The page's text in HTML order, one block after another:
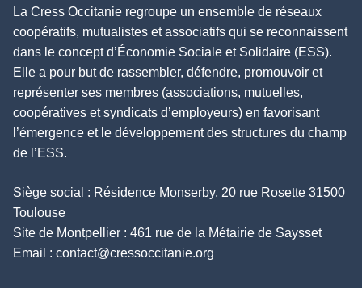
La Cress Occitanie regroupe un ensemble de réseaux
coopératifs, mutualistes et associatifs qui se reconnaissent
dans le concept d’Économie Sociale et Solidaire (ESS).
Elle a pour but de rassembler, défendre, promouvoir et
représenter ses membres (associations, mutuelles,
coopératives et syndicats d’employeurs) en favorisant
l’émergence et le développement des structures du champ
de l’ESS.
Siège social : Résidence Monserby, 20 rue Rosette 31500
Toulouse
Site de Montpellier : 461 rue de la Métairie de Saysset
Email : contact@cressoccitanie.org